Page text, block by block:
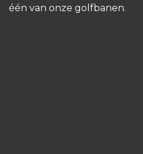
één van onze golfbanen.